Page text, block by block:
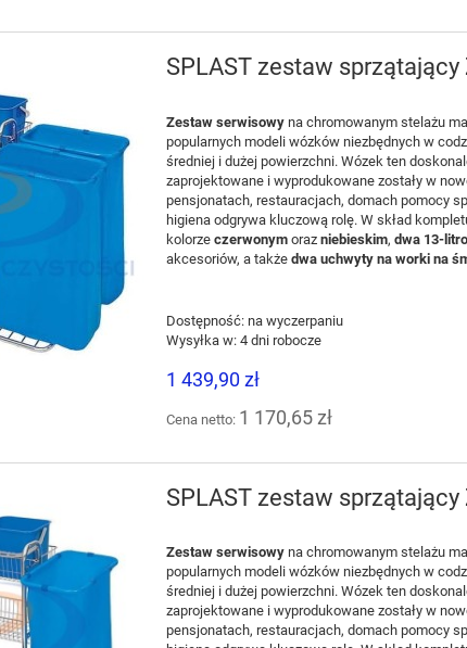
SPLAST zestaw sprzątający
Zestaw serwisowyna chromowanym stelażu
popularnych modeli wózków niezbędnych w
średniej i dużej powierzchni. Wózek ten
zaprojektowane i wyprodukowane zostały w
pensjonatach, restauracjach, domach pomocy
higiena odgrywa kluczową rolę. W skład
kolorze czerwonymoraz niebieskim, dwa 13-
akcesoriów, a także dwa uchwyty na worki na
Dostępność: na wyczerpaniu
Wysyłka w: 4 dni robocze
1 439,90 zł
Cena netto: 1 170,65 zł
SPLAST zestaw sprzątający
Zestaw serwisowyna chromowanym stelażu
popularnych modeli wózków niezbędnych w
średniej i dużej powierzchni. Wózek ten
zaprojektowane i wyprodukowane zostały w
pensjonatach, restauracjach, domach pomocy